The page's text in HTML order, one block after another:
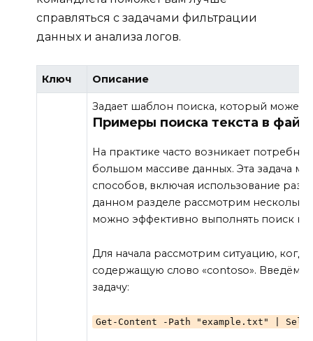
справляться с задачами фильтрации
данных и анализа логов.
Ключ Описание
Задает шаблон поиска, который может
Примеры поиска текста в
На практике часто возникает
большом массиве данных. Эта задача
способов, включая использование
данном разделе рассмотрим
можно эффективно выполнять поиск
Для начала рассмотрим ситуацию,
содержащую слово «contoso». Введём
задачу:
Get-Content -Path "example.txt" |